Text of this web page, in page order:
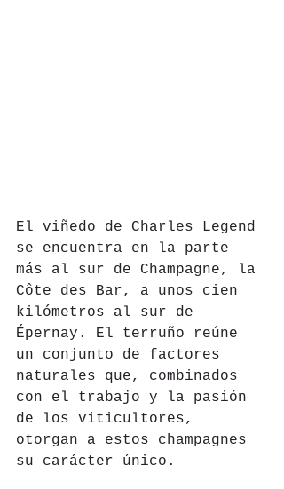
El viñedo de Charles Legend
se encuentra en la parte
más al sur de Champagne, la
Côte des Bar, a unos cien
kilómetros al sur de
Épernay. El terruño reúne
un conjunto de factores
naturales que, combinados
con el trabajo y la pasión
de los viticultores,
otorgan a estos champagnes
su carácter único.